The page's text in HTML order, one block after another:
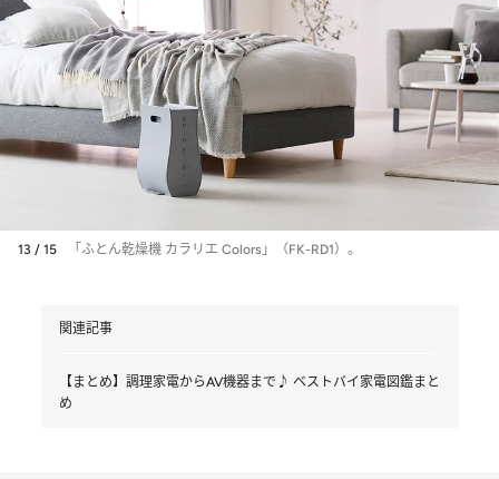
13 / 15 「ふとん乾燥機 カラリエ Colors」（FK-RD1）。
関連記事
【まとめ】調理家電からAV機器まで♪ ベストバイ家電図鑑まと
め